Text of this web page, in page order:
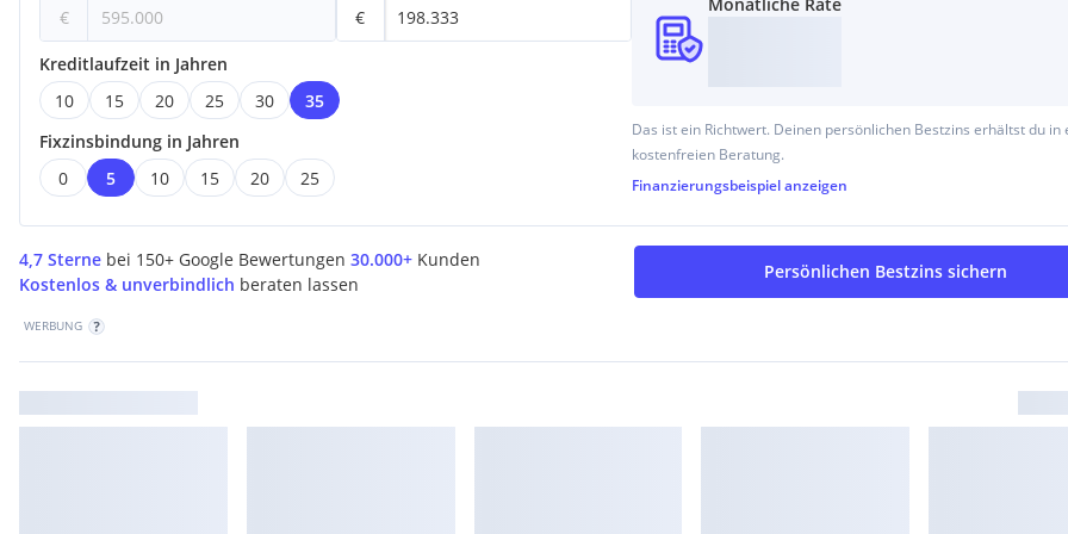
€
€
Kreditlaufzeit in Jahren
10
15 20 25 30
35
Fixzinsbindung in Jahren
0
5 10 15 20 25
Monatliche Rate
Das ist ein Richtwert. Deinen persönlichen Bestzins erhältst du in
kostenfreien Beratung.
Finanzierungsbeispielanzeigen
4,7 Sterne bei 150+ Google Bewertungen 30.000+ Kunden
Kostenlos & unverbindlich beraten lassen
Persönlichen Bestzins sichern
WERBUNG